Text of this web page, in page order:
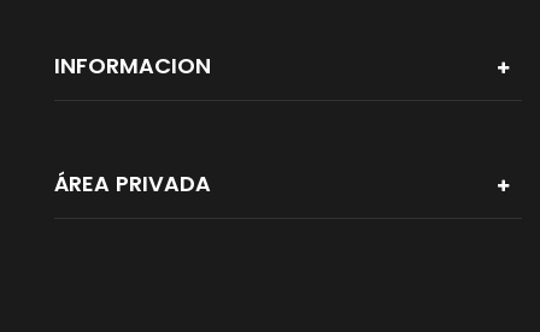
INFORMACION
ÁREA PRIVADA